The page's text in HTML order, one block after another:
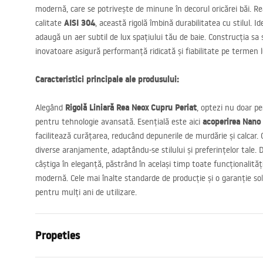
modernă, care se potrivește de minune în decorul oricărei băi.
calitate AISI 304, această rigolă îmbină durabilitatea cu stilul.
adaugă un aer subtil de lux spațiului tău de baie. Construcția sa
inovatoare asigură performanță ridicată și fiabilitate pe termen
Caracteristici principale ale produsului:
Alegând Rigolă Liniară Rea Neox Cupru Periat, optezi nu doar
pentru tehnologie avansată. Esențială este aici acoperirea Nano
facilitează curățarea, reducând depunerile de murdărie și calcar.
diverse aranjamente, adaptându-se stilului și preferințelor tale.
câștiga în eleganță, păstrând în același timp toate
modernă. Cele mai înalte standarde de producție și o garanție
pentru mulți ani de utilizare.
Propeties